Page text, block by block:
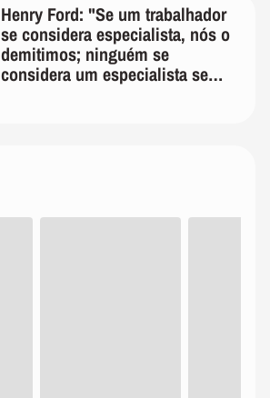
Henry Ford: "Se um trabalhador
se considera especialista, nós o
demitimos; ninguém se
considera um especialista se